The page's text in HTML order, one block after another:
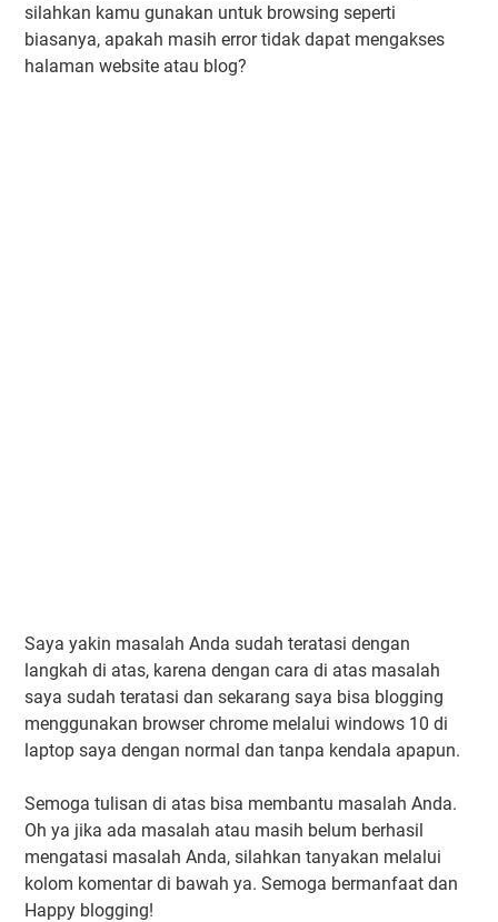
silahkan kamu gunakan untuk browsing seperti
biasanya, apakah masih error tidak dapat mengakses
halaman website atau blog?
Saya yakin masalah Anda sudah teratasi dengan
langkah di atas, karena dengan cara di atas masalah
saya sudah teratasi dan sekarang saya bisa blogging
menggunakan browser chrome melalui windows 10 di
laptop saya dengan normal dan tanpa kendala apapun.
Semoga tulisan di atas bisa membantu masalah Anda.
Oh ya jika ada masalah atau masih belum berhasil
mengatasi masalah Anda, silahkan tanyakan melalui
kolom komentar di bawah ya. Semoga bermanfaat dan
Happy blogging!